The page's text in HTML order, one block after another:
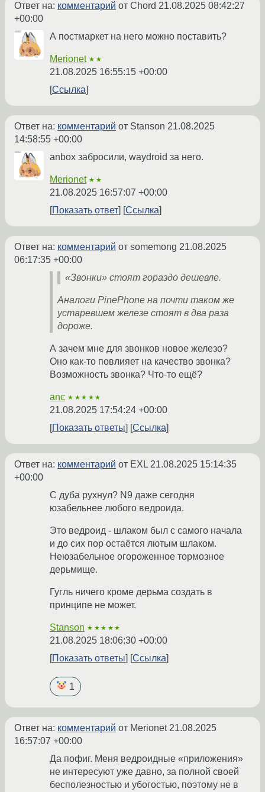
Ответ на: комментарий от Chord 21.08.2025 08:42:27
+00:00
А постмаркет на него можно поставить?
Merionet ★★
21.08.2025 16:55:15 +00:00
Ссылка
Ответ на: комментарий от Stanson 21.08.2025
14:58:55 +00:00
anbox забросили, waydroid за него.
Merionet ★★
21.08.2025 16:57:07 +00:00
Показать ответ
Ссылка
Ответ на: комментарий от somemong 21.08.2025
06:17:35 +00:00
«Звонки» стоят гораздо дешевле.
Аналоги PinePhone на почти таком же
устаревшем железе стоят в два раза
дороже.
А зачем мне для звонков новое железо?
Оно как-то повлияет на качество звонка?
Возможность звонка? Что-то ещё?
anc ★★★★★
21.08.2025 17:54:24 +00:00
Показать ответы
Ссылка
Ответ на: комментарий от EXL21.08.2025 15:14:35
+00:00
С дуба рухнул? N9 даже сегодня
юзабельнее любого ведроида.
Это ведроид - шлаком был с самого начала
и до сих пор остаётся лютым шлаком.
Неюзабельное огороженное тормозное
дерьмище.
Гугль ничего кроме дерьма создать в
принципе не может.
Stanson ★★★★★
21.08.2025 18:06:30 +00:00
Показать ответы
Ссылка
1
Ответ на: комментарий от Merionet 21.08.2025
16:57:07 +00:00
Да пофиг. Меня ведроидные «приложения»
не интересуют уже давно, за полной своей
бесполезностью и убогостью, поэтому не в